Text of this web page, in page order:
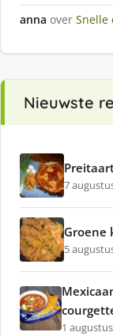
anna over Snelle
Nieuwste
7
Groene
5
1